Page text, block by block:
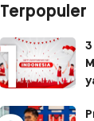
Terpopuler